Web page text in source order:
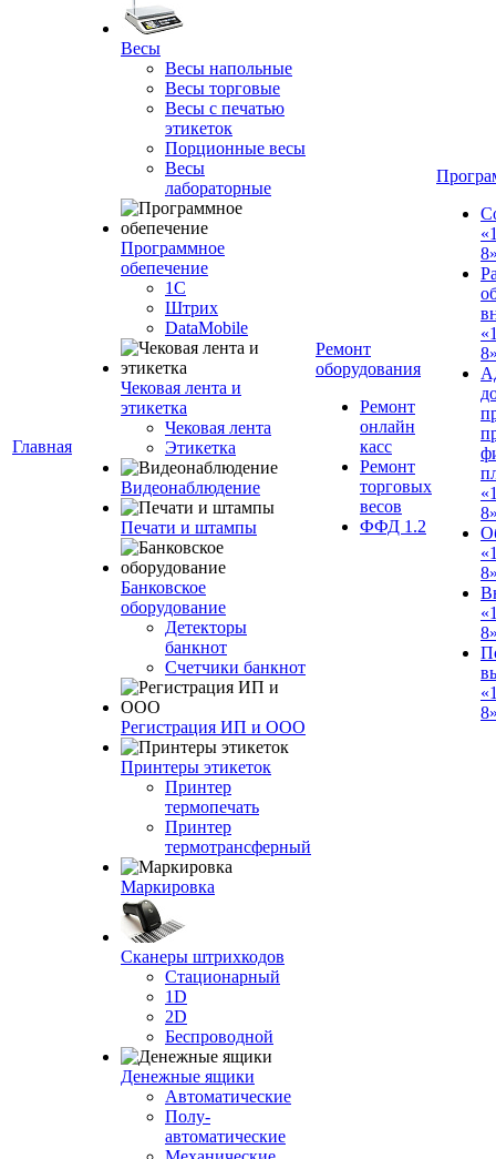
Главная
Весы
Весы напольные
Весы торговые
Весы с печатью
этикеток
Порционные весы
Весы
лабораторные
Программное
обепечение
1С
Штрих
DataMobile
Чековая лента и
этикетка
Чековая лента
Этикетка
Видеонаблюдение
Печати и штампы
Банковское
оборудование
Детекторы
банкнот
Счетчики банкнот
Регистрация ИП и ООО
Принтеры этикеток
Принтер
термопечать
Принтер
термотрансферный
Маркировка
Сканеры штрихкодов
Стационарный
1D
2D
Беспроводной
Денежные ящики
Автоматические
Полу-
автоматические
Ремонт
оборудования
Ремонт
онлайн
касс
Ремонт
торговых
весов
ФФД 1.2